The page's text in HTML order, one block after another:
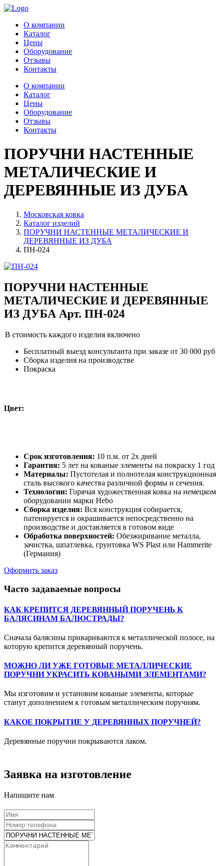
О компании
Каталог
Цены
Оборудование
Отзывы
Контакты
О компании
Каталог
Цены
Оборудование
Отзывы
Контакты
ПОРУЧНИ НАСТЕННЫЕ
МЕТАЛИЧЕСКИЕ И
ДЕРЕВЯННЫЕ ИЗ ДУБА
Московская ковка
Каталог изделий
ПОРУЧНИ НАСТЕННЫЕ МЕТАЛИЧЕСКИЕ И
ДЕРЕВЯННЫЕ ИЗ ДУБА
ПН-024
ПОРУЧНИ НАСТЕННЫЕ
МЕТАЛИЧЕСКИЕ И ДЕРЕВЯННЫЕ
ИЗ ДУБА Арт. ПН-024
В стоимость каждого изделия включено
Бесплатный выезд консультанта при заказе от 30 000 руб
Сборка изделия на производстве
Покраска
Цвет:
Срок изготовления: 10 п.м. от 2х дней
Гарантия: 5 лет на кованые элементы на покраску 1 год
Материалы: Пустотелая и полнотелая конструкционная
сталь высокого качества различной формы и сечения.
Технологии: Горячая художественная ковка на немецком
оборудовании марки Hebo
Сборка изделия: Вся конструкция собирается,
патенируется и окрашивается непосредственно на
производстве и доставляется в готовом виде
Обработка поверхностей: Обезжиривание металла,
зачистка, шпатлевка, грунтовка WS Plast или Hammerite
(Германия)
Оформить заказ
Часто задаваемые вопросы
КАК КРЕПИТСЯ ДЕРЕВЯННЫЙ ПОРУЧЕНЬ К
БАЛЯСИНАМ БАЛЮСТРАДЫ?
Сначала балясины привариваются к металлической полосе, на
которую крепится деревянный поручень.
МОЖНО ЛИ УЖЕ ГОТОВЫЕ МЕТАЛЛИЧЕСКИЕ
ПОРУЧНИ УКРАСИТЬ КОВАНЫМИ ЭЛЕМЕНТАМИ?
Мы изготовим и установим кованые элементы, которые
станут дополнением к готовым металлическим поручням.
КАКОЕ ПОКРЫТИЕ У ДЕРЕВЯННЫХ ПОРУЧНЕЙ?
Деревянные поручни покрываются лаком.
Заявка на изготовление
Напишите нам